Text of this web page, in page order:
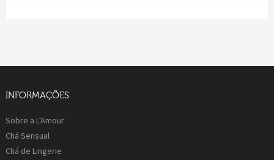
INFORMAÇÕES
Sobre a L'Amour
Chá Sensual
Chá de Lingerie